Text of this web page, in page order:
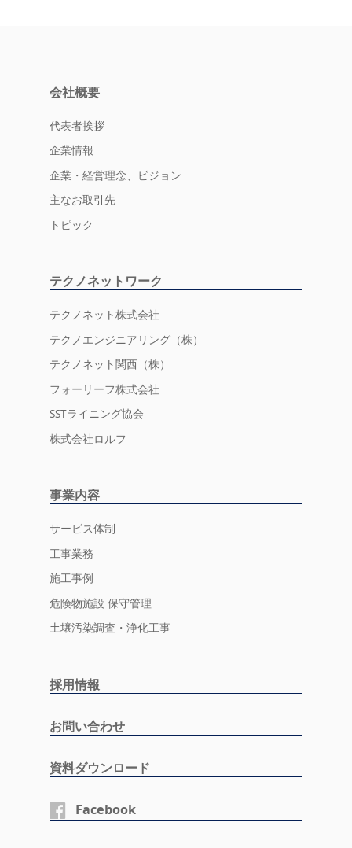
会社概要
代表者挨拶
企業情報
企業・経営理念、ビジョン
主なお取引先
トピック
テクノネットワーク
テクノネット株式会社
テクノエンジニアリング（株）
テクノネット関西（株）
フォーリーフ株式会社
SSTライニング協会
株式会社ロルフ
事業内容
サービス体制
工事業務
施工事例
危険物施設 保守管理
土壌汚染調査・浄化工事
採用情報
お問い合わせ
資料ダウンロード
Facebook